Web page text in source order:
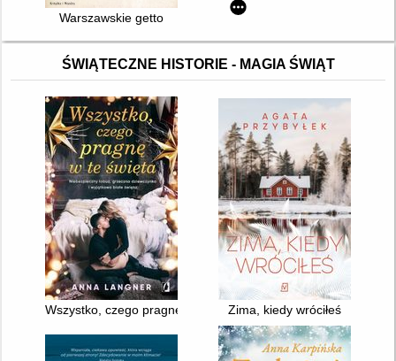
Warszawskie getto
ŚWIĄTECZNE HISTORIE - MAGIA ŚWIĄT
Wszystko, czego pragnę w te świętaZima, kiedy wróciłeś